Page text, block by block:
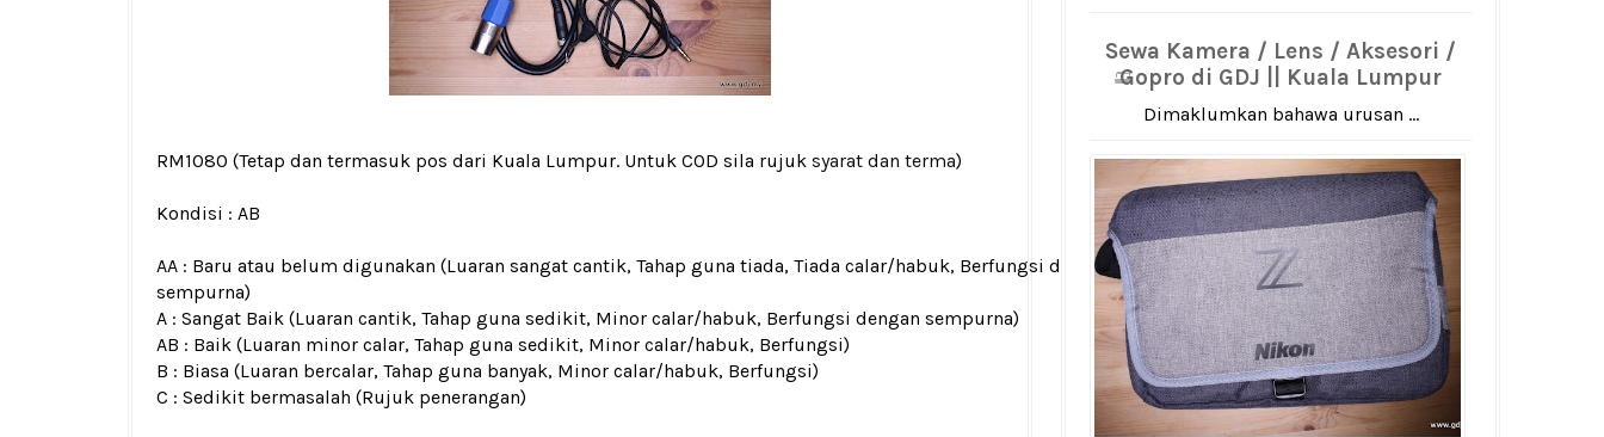
RM1080 (Tetap dan termasuk pos dari Kuala Lumpur. Untuk COD sila rujuk syarat dan terma)
Kondisi : AB
AA : Baru atau belum digunakan (Luaran sangat cantik, Tahap guna tiada, Tiada calar/habuk, Berfungsi dengan
sempurna)
A : Sangat Baik (Luaran cantik, Tahap guna sedikit, Minor calar/habuk, Berfungsi dengan sempurna)
AB : Baik (Luaran minor calar, Tahap guna sedikit, Minor calar/habuk, Berfungsi)
B : Biasa (Luaran bercalar, Tahap guna banyak, Minor calar/habuk, Berfungsi)
C : Sedikit bermasalah (Rujuk penerangan)
Sewa Kamera / Lens / Aksesori /
Gopro di GDJ || Kuala Lumpur
Dimaklumkan bahawa urusan ...